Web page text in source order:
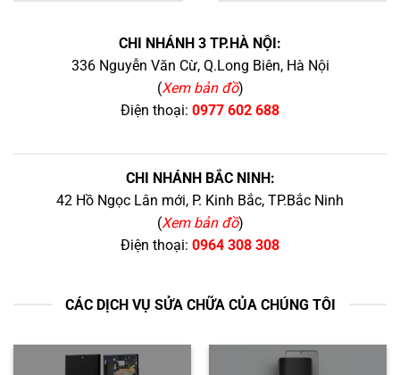
CHI NHÁNH 3 TP.HÀ NỘI:
336 Nguyễn Văn Cừ, Q.Long Biên, Hà Nội
(Xem bản đồ)
Điện thoại: 0977 602 688
CHI NHÁNH BẮC NINH:
42 Hồ Ngọc Lân mới, P. Kinh Bắc, TP.Bắc Ninh
(Xem bản đồ)
Điện thoại: 0964 308 308
CÁC DỊCH VỤ SỬA CHỮA CỦA CHÚNG TÔI